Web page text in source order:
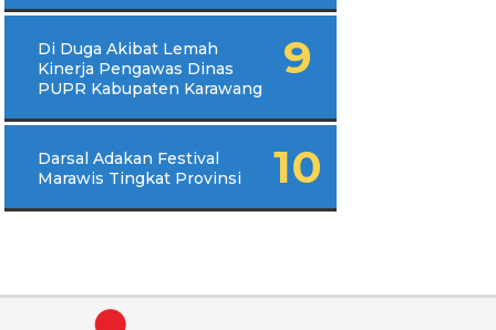
Di Duga Akibat Lemah
Kinerja Pengawas Dinas
PUPR Kabupaten Karawang
Darsal Adakan Festival
Marawis Tingkat Provinsi